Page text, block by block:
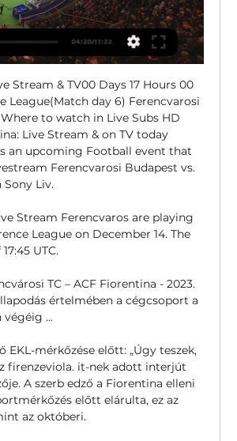
Stream & TV00 Days 17 Hours 00
League(Match day 6) Ferencvarosi
Where to watch in Live Subs HD
Live Stream & on TV today
an upcoming Football event that
Ferencvarosi Budapest vs.
Sony Liv.
Stream Ferencvaros are playing
League on December 14. The
UTC.
TC – ACF Fiorentina - 2023.
értelmében a cégcsoport a
...
mérkőzése előtt: „Úgy teszek,
firenzeviola. it-nek adott interjút
A szerb edző a Fiorentina elleni
előtt elárulta, ez az
az októberi.